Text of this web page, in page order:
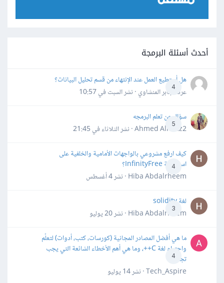
أحدث أسئلة البرمجة
4
هل أستطيع العمل عند الإنتهاء من قسم تحليل البيانات؟
عرفه جابر المنشاوي · نشرالسبت في 10:57
5
سؤال عن تعلم البرمجه
Ahmed Alhafiz2 · نشر
الثلاثاء في 21:45
4
كيف ارفع مشروعي بالواجهات الأمامية والخلفية على
استضافة InfinityFree؟
Hiba Abdalrheem · نشر
4 أغسطس
3
لغة solidity
Hiba Abdalrheem · نشر
20 يوليو
4
ما هي أفضل المصادر المجانية (كورسات، كتب، أدوات) لتعلّم
واحترام لغة C++، وما هي أهم الأخطاء الشائعة التي يجب
تجنبها؟
Tech_Aspire · نشر
14 يوليو